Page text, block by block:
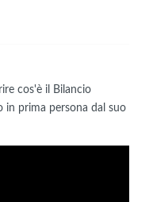
cos'è il Bilancio
in prima persona dal suo